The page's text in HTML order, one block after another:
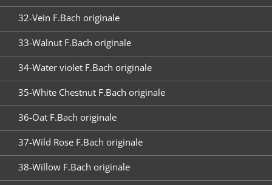
32-Vein F.Bach originale
33-Walnut F.Bach originale
34-Water violet F.Bach originale
35-White Chestnut F.Bach originale
36-Oat F.Bach originale
37-Wild Rose F.Bach originale
38-Willow F.Bach originale